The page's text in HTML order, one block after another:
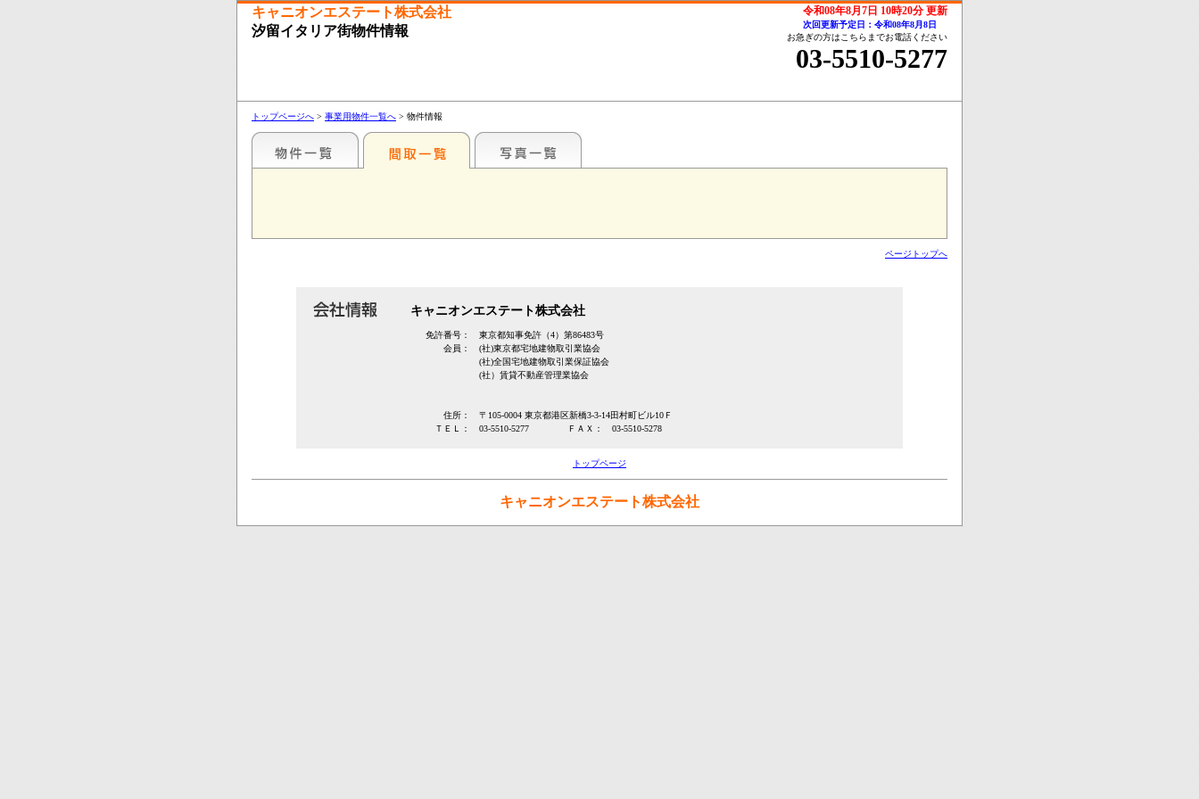
令和08年8月7日 10時20分 更新
次回更新予定日：令和08年8月8日
キャニオンエステート株式会社
汐留イタリア街物件情報
お急ぎの方はこちらまでお電話ください
03-5510-5277
トップページへ > 事業用物件一覧へ > 物件情報
ページトップへ
キャニオンエステート株式会社
免許番号：
東京都知事免許（4）第86483号
会員：
(社)東京都宅地建物取引業協会
(社)全国宅地建物取引業保証協会
(社）賃貸不動産管理業協会
住所：
〒105-0004 東京都港区新橋3-3-14田村町ビル10Ｆ
ＴＥＬ：
03-5510-5277 ＦＡＸ： 03-5510-5278
トップページ
キャニオンエステート株式会社